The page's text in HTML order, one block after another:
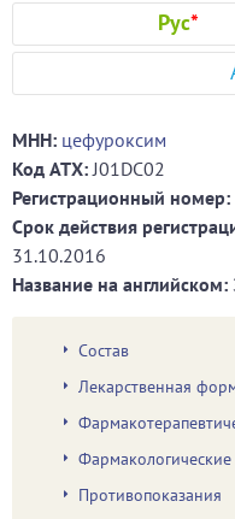
Рус*
МНН: цефуроксим
Код ATХ:J01DC02
Регистрационный номер:
Срок действия
31.10.2016
Название на английском:
Состав
Лекарственная
Фармакологические
Противопоказания